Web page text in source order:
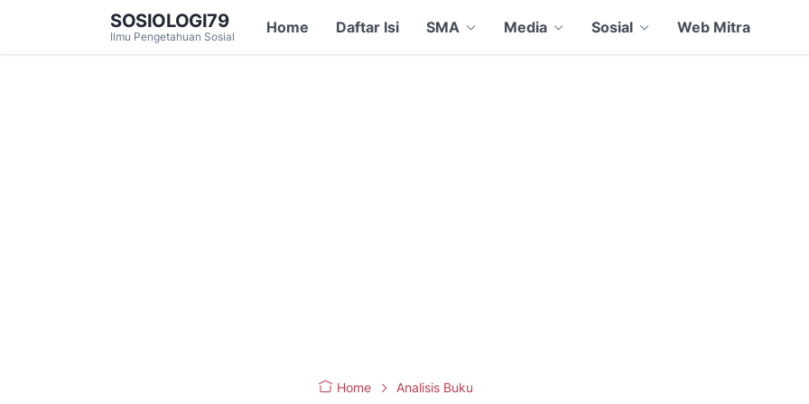
SOSIOLOGI79
Ilmu Pengetahuan Sosial
Home Daftar Isi SMA Media Sosial Web Mitra
Home Analisis Buku